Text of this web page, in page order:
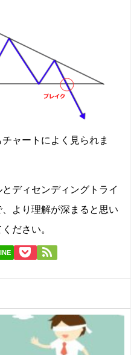
ャートによく見られま
ディセンディングトライ
より理解が深まると思い
ださい。